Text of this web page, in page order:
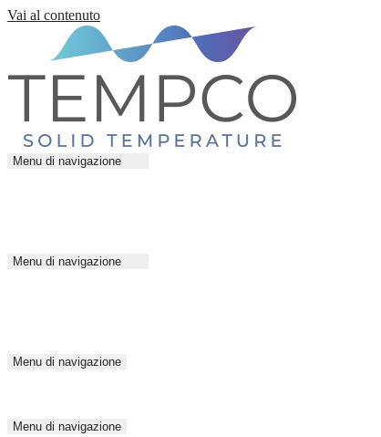
Vai al contenuto
Menu di navigazione
Menu di navigazione
Menu di navigazione
Menu di navigazione